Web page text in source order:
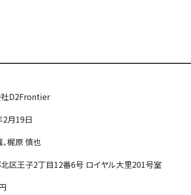
D2Frontier
2月19日
梶原 慎也
区王子2丁目12番6号 ロイヤル大里201号室